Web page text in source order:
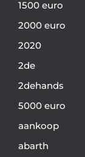
1500 euro
2000 euro
2020
2de
2dehands
5000 euro
aankoop
abarth